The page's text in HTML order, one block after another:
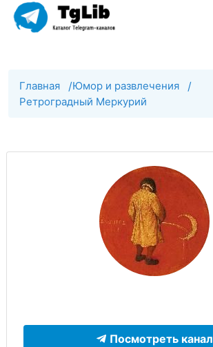
Главная /Юмор и развлечения /
Ретроградный Меркурий
Посмотреть канал